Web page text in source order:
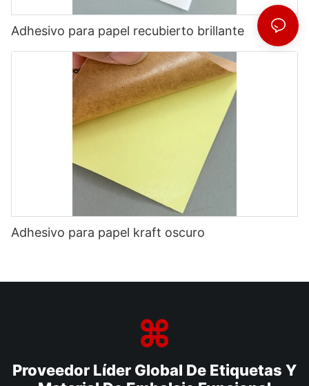
Adhesivo para papel recubierto brillante
Adhesivo para papel kraft oscuro
Proveedor Líder Global De Etiquetas Y